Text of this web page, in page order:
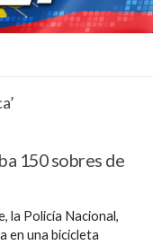
150 sobres de
la Policía Nacional,
en una bicicleta